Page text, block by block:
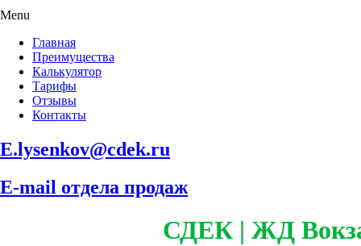
Menu
Главная
Преимущества
Калькулятор
Тарифы
Отзывы
Контакты
E.lysenkov@cdek.ru
E-mail отдела продаж
СДЕК | ЖД